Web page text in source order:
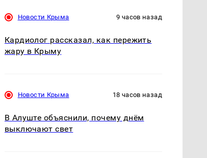
Новости Крыма 9 часов назад
Кардиолог рассказал, как пережить
жару в Крыму
Новости Крыма 18 часов назад
В Алуште объяснили, почему днём
выключают свет